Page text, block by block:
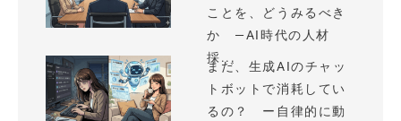
ことを、どうみるべき
か —AI時代の人材
採...
まだ、生成AIのチャッ
トボットで消耗してい
るの？ ー自律的に動